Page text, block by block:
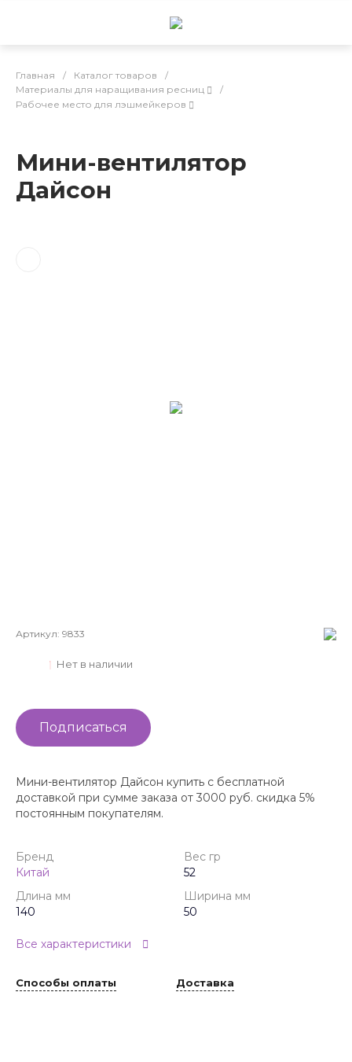
Главная / Каталог товаров
/
Материалы для наращивания ресниц
/
Рабочее место для лэшмейкеров
Мини-вентилятор
Дайсон
Артикул: 9833
Нет в наличии
Подписаться
Мини-вентилятор Дайсон купить с бесплатной
доставкой при сумме заказа от 3000 руб. скидка 5%
постоянным покупателям.
Бренд
Китай
Вес гр
52
Длина мм
140
Ширина мм
50
Все характеристики
Способы оплаты Доставка